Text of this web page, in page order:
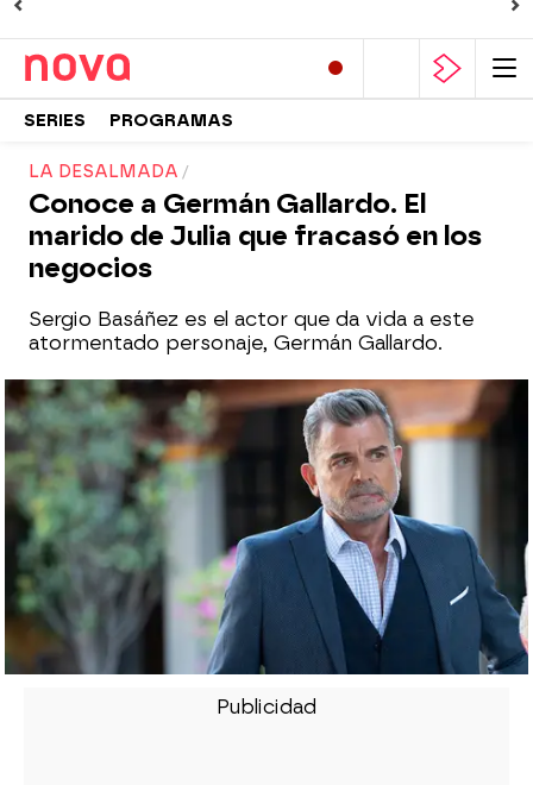
SERIES PROGRAMAS
LA DESALMADA
Conoce a Germán Gallardo. El
marido de Julia que fracasó en los
negocios
Sergio Basáñez es el actor que da vida a este
atormentado personaje, Germán Gallardo.